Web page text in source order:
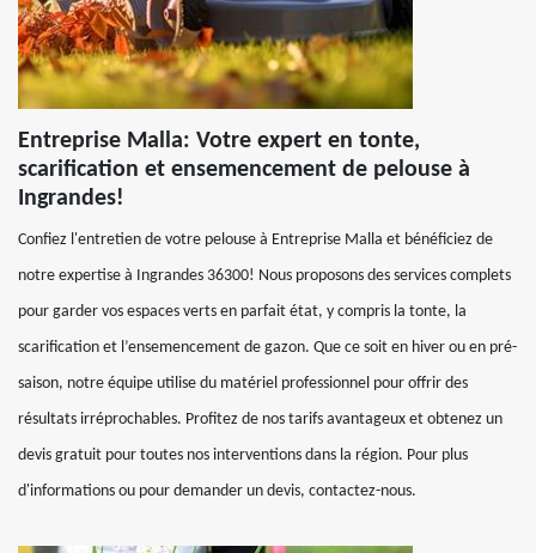
Entreprise Malla: Votre expert en tonte,
scarification et ensemencement de pelouse à
Ingrandes!
Confiez l'entretien de votre pelouse à Entreprise Malla et bénéficiez de
notre expertise à Ingrandes 36300! Nous proposons des services complets
pour garder vos espaces verts en parfait état, y compris la tonte, la
scarification et l’ensemencement de gazon. Que ce soit en hiver ou en pré-
saison, notre équipe utilise du matériel professionnel pour offrir des
résultats irréprochables. Profitez de nos tarifs avantageux et obtenez un
devis gratuit pour toutes nos interventions dans la région. Pour plus
d'informations ou pour demander un devis, contactez-nous.